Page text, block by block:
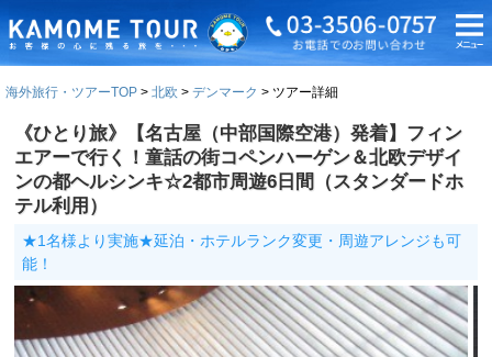
海外旅行・ツアーTOP 北欧 デンマーク ツアー詳細
《ひとり旅》【名古屋（中部国際空港）発着】フィン
エアーで行く！童話の街コペンハーゲン＆北欧デザイ
ンの都ヘルシンキ☆2都市周遊6日間（スタンダードホ
テル利用）
★1名様より実施★延泊・ホテルランク変更・周遊アレンジも可
能！